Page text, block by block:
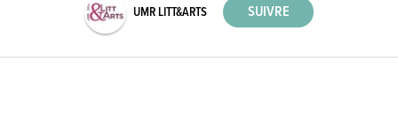
UMR LITT&ARTS